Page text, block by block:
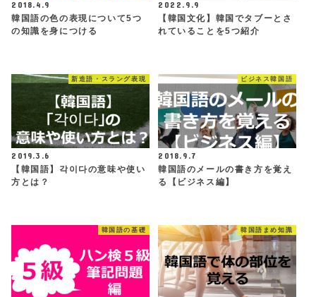
2018.4.9
韓国語の色の表現について5つ
の知識を身につける
2022.9.9
【韓国文化】韓国でタブーとさ
れていることを5つ紹介
新造語・スラング表現
2019.3.6
【韓国語】각이다の意味や使い
方とは？
ビジネス韓国語
2018.9.7
韓国語のメールの書き方を覚え
る【ビジネス編】
韓国語の基礎 韓国語まめ知識